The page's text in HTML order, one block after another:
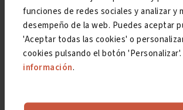
funciones de redes sociales y analizar y
desempeño de la web. Puedes aceptar
'Aceptar todas las cookies' o
cookies pulsando el botón 'Personalizar'.
información.